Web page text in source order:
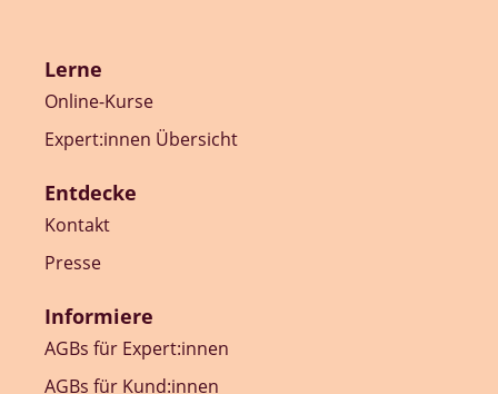
Lerne
Online-Kurse
Expert:innen Übersicht
Entdecke
Kontakt
Presse
Informiere
AGBs für Expert:innen
AGBs für Kund:innen